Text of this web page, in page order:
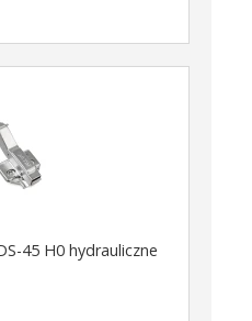
45 H0 hydrauliczne